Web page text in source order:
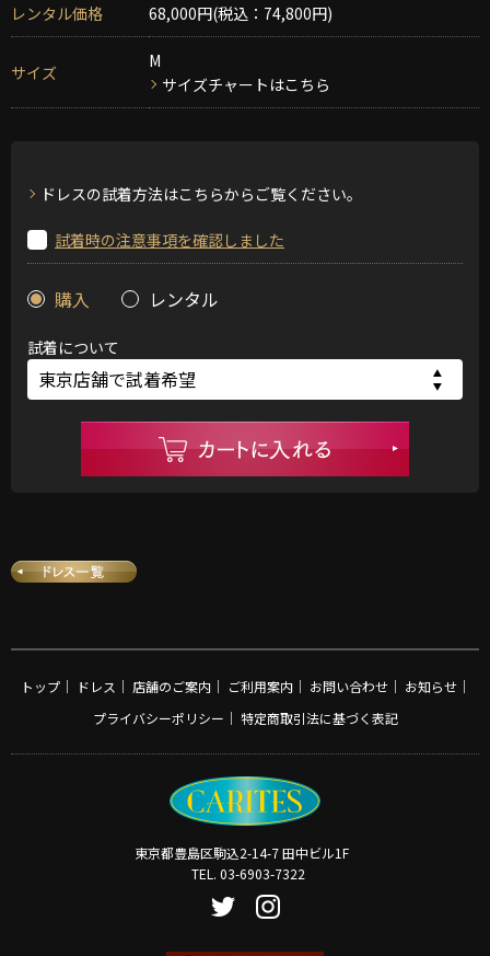
レンタル価格 68,000円(税込：74,800円)
サイズ
M
サイズチャートはこちら
ドレスの試着方法はこちらからご覧ください。
試着時の注意事項を確認しました
購入 レンタル
試着について
トップ｜ ドレス ｜ 店舗のご案内｜ ご利用案内｜ お問い合わせ｜ お知らせ｜
プライバシーポリシー ｜ 特定商取引法に基づく表記
東京都豊島区駒込2-14-7 田中ビル1F
TEL. 03-6903-7322